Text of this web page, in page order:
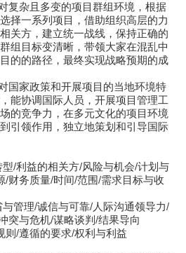
杂且多变的项目群组环境，根据
择一系列项目，借助组织高层的力
关方，建立统一战线，保持正确的
组目标变清晰，带领大家在混乱中
的的路径，最终实现战略预期的成
家政策和开展项目的当地环境特
能协调国际人员，开展项目管理工
的竞争力，在多元文化的项目环境
引领作用，独立地策划和引导国际
/利益的相关方/风险与机会/计划与
/财务质量/时间/范围/需求目标与收
管理/诚信与可靠/人际沟通领导力/
突与危机/谋略谈判/结果导向
/遵循的要求/权利与利益